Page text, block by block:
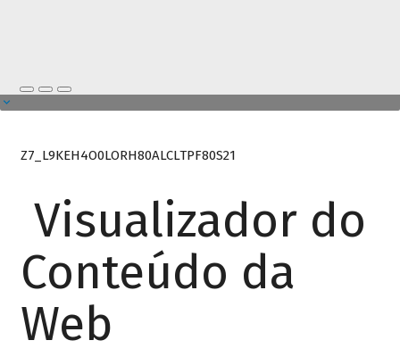
Z7_L9KEH4O0LORH80ALCLTPF80S21
Visualizador do
Conteúdo da
Web